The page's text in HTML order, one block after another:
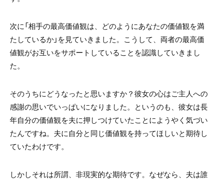
次に「相手の最高価値観は、どのようにあなたの価値観を満
たしているか」を見ていきました。こうして、両者の最高価
値観がお互いをサポートしていることを認識していきまし
た。
そのうちにどうなったと思いますか？彼女の心はご主人への
感謝の思いでいっぱいになりました。というのも、彼女は長
年自分の価値観を夫に押しつけていたことにようやく気づい
たんですね。夫に自分と同じ価値観を持ってほしいと期待し
ていたわけです。
しかしそれは所謂、非現実的な期待です。なぜなら、夫は誰